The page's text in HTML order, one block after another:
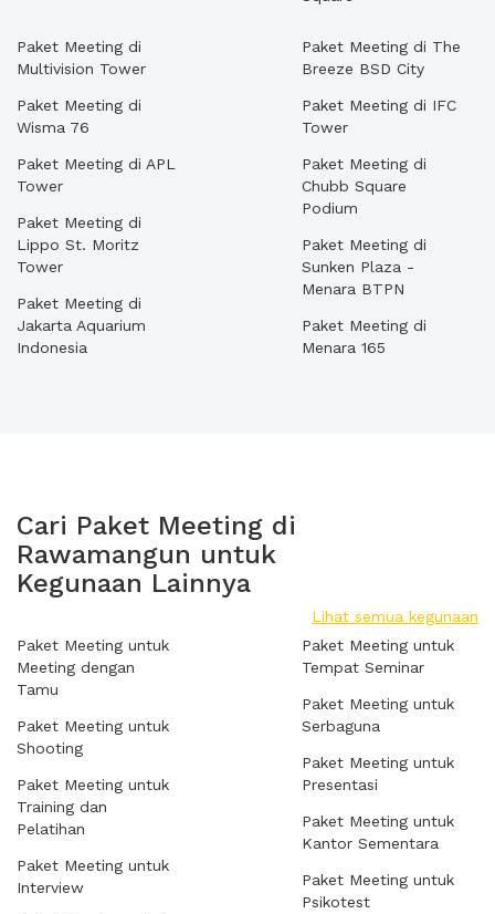
Paket Meeting di
Multivision Tower
Paket Meeting di
Wisma 76
Paket Meeting di APL
Tower
Paket Meeting di
Lippo St. Moritz
Tower
Paket Meeting di
Jakarta Aquarium
Indonesia
Paket Meeting di The
Breeze BSD City
Paket Meeting di IFC
Tower
Paket Meeting di
Chubb Square
Podium
Paket Meeting di
Sunken Plaza -
Menara BTPN
Paket Meeting di
Menara 165
Cari Paket Meeting di
Rawamangun untuk
Kegunaan Lainnya
Lihat semua kegunaan
Paket Meeting untuk
Meeting dengan
Tamu
Paket Meeting untuk
Shooting
Paket Meeting untuk
Training dan
Pelatihan
Paket Meeting untuk
Interview
Paket Meeting untuk
Tempat Seminar
Paket Meeting untuk
Serbaguna
Paket Meeting untuk
Presentasi
Paket Meeting untuk
Kantor Sementara
Paket Meeting untuk
Psikotest